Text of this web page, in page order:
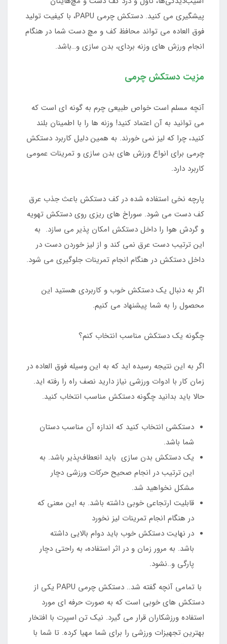
پیشگیری می کنید. دستکش چرمی PAPU، با کیفیت تولید
فوق العاده می تواند محافظ کف و مچ دست شما در هنگام
انجام ورزش های وزنه بردای، بدن سازی و…باشد.
مزیت دستکش چرمی
آنچه مسلم است خواص طبیعی چرم به گونه ای است که
می توانید به آن اعتماد کنید! وزنه ها را با اطمینان بلند
کنید، چرا که لیز نمی خورند. به همین دلیل کاربرد دستکش
چرمی برای انواع ورزش های بدن سازی و تمرینات عمومی
کاربرد دارد.
پارچه نخی استفاده شده در کف دستکش باعث جذب عرق
کف دست می شود. سوراخ های ریزی روی دستکش تهویه
و گردش هوا را داخل دستکش امکان پذیر می سازد. به
این ترتیب دست عرق نمی کند و از لیز خوردن دست در
داخل دستکش در هنگام انجام تمرینات جلوگیری می شود.
اگر به دنبال یک دستکش خوب و کاربردی هستید این
محصول را به شما پیشنهاد می کنیم.
چگونه یک دستکش مناسب انتخاب کنم؟
اگر به این نتیجه رسیده اید که به این وسیله فوق العاده در
زمان کار با ادوات ورزشی نیاز دارید نصف راه را رفته اید.
حالا باید بدانید چگونه دستکش مناسب انتخاب کنید.
دستکشی انتخاب کنید که اندازه آن مناسب دستان
شما باشد.
یک دستکش بدن سازی باید انعطاف‌پذیر باشد. به
این ترتیب در انجام صحیح حرکات ورزشی دچار
مشکل نخواهید شد.
قابلیت ارتجاعی خوبی داشته باشد. به این معنی که
در هنگام انجام تمرینات لیز نخورد
در نهایت دستکش خوب باید دوام بالایی داشته
باشد. به مرور زمان و در اثر استفاده، به راحتی دچار
پارگی و..نشود.
با تمامی آنچه گفته شد.. دستکش چرمی PAPU یکی از
دستکش های خوبی است که به صورت حرفه ای مورد
استفاده ورزشکاران قرار می گیرد. نیک تن اسپرت با افتخار
بهترین تجهیزات ورزشی را برای شما مهیا کرده. تا شما با